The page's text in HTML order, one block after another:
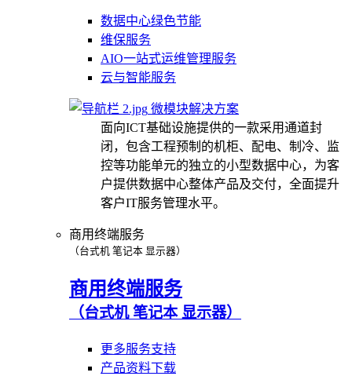
数据中心绿色节能
维保服务
AIO一站式运维管理服务
云与智能服务
微模块解决方案
面向ICT基础设施提供的一款采用通道封
闭，包含工程预制的机柜、配电、制冷、监
控等功能单元的独立的小型数据中心，为客
户提供数据中心整体产品及交付，全面提升
客户IT服务管理水平。
商用终端服务
（台式机 笔记本 显示器）
商用终端服务
（台式机 笔记本 显示器）
更多服务支持
产品资料下载